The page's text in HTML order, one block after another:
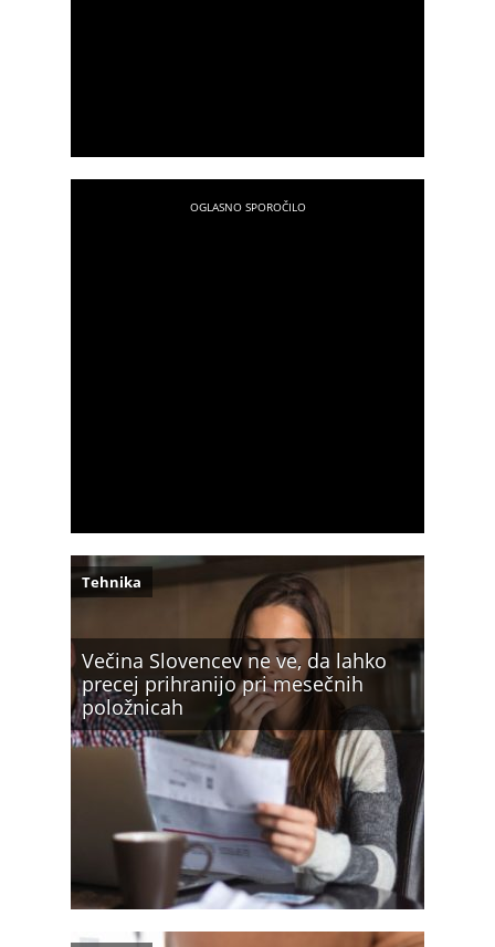
Večina Slovencev ne ve, da lahko
precej prihranijo pri mesečnih
položnicah
Tehnika